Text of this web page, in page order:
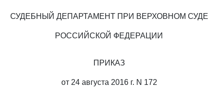
СУДЕБНЫЙ ДЕПАРТАМЕНТ ПРИ ВЕРХОВНОМ СУДЕ
РОССИЙСКОЙ ФЕДЕРАЦИИ
ПРИКАЗ
от 24 августа 2016 г. N 172